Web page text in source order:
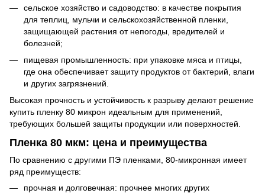
сельское хозяйство и садоводство: в качестве покрытия
для теплиц, мульчи и сельскохозяйственной пленки,
защищающей растения от непогоды, вредителей и
болезней;
пищевая промышленность: при упаковке мяса и птицы,
где она обеспечивает защиту продуктов от бактерий, влаги
и других загрязнений.
Высокая прочность и устойчивость к разрыву делают решение
купить пленку 80 микрон идеальным для применений,
требующих большей защиты продукции или поверхностей.
Пленка 80 мкм: цена и преимущества
По сравнению с другими ПЭ пленками, 80-микронная имеет
ряд преимуществ:
прочная и долговечная: прочнее многих других